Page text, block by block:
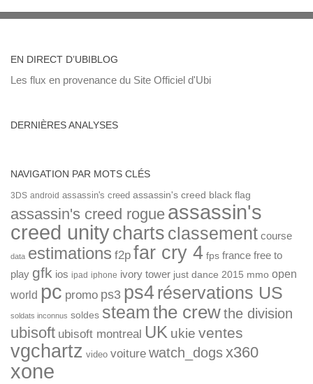
EN DIRECT D’UBIBLOG
Les flux en provenance du Site Officiel d'Ubi
DERNIÈRES ANALYSES
NAVIGATION PAR MOTS CLÉS
3DS android assassin's creed assassin's creed black flag
assassin's creed rogue assassin's
creed unitycharts classement course
data estimations f2p far cry 4 fps france free to
play gfk ios ipad iphone ivory tower just dance 2015 mmo open
world pc promo ps3 ps4réservations US
soldats inconnus soldes steamthe crewthe division
ubisoft ubisoft montreal UK ukie ventes
vgchartz video voiture watch_dogsx360
xone